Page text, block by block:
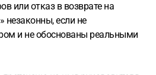
или отказ в возврате на
незаконны, если не
и не обоснованы реальными